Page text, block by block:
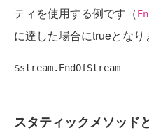
ティを使用する例です（
に達した場合にtrueとなり
$stream.EndOfStream
スタティックメソッド